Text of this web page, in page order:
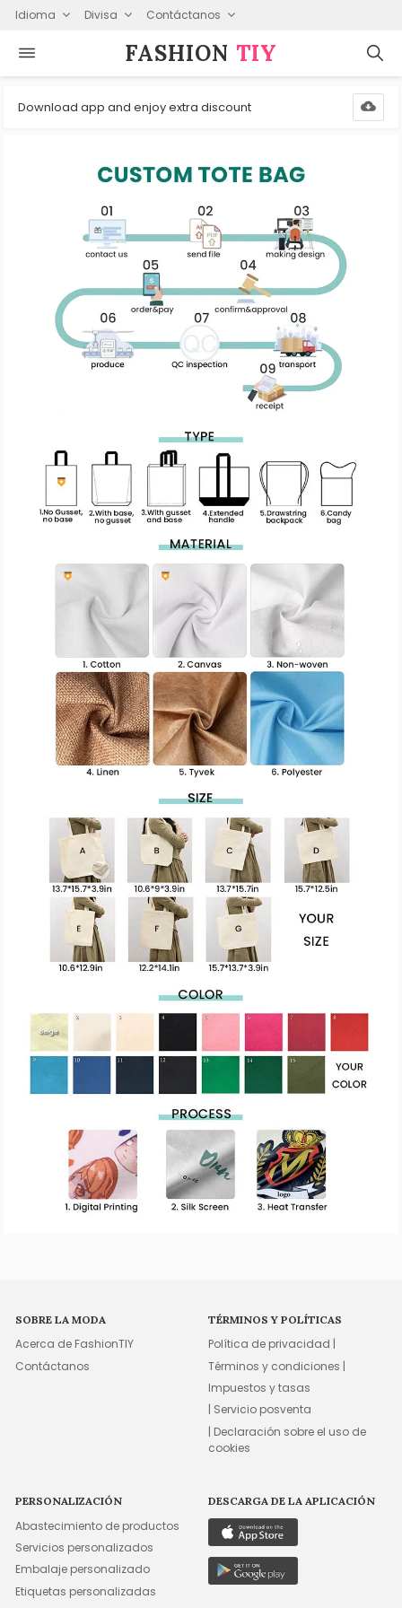
Idioma Divisa Contáctanos
FASHION⁠ TIY
Download app and enjoy extra discount
SOBRE LA MODA
Acerca de FashionTIY
Contáctanos
TÉRMINOS Y POLÍTICAS
Política de privacidad |
Términos y condiciones |
Impuestos y tasas
| Servicio posventa
| Declaración sobre el uso de
cookies
PERSONALIZACIÓN
Abastecimiento de productos
Servicios personalizados
Embalaje personalizado
Etiquetas personalizadas
DESCARGA DE LA APLICACIÓN